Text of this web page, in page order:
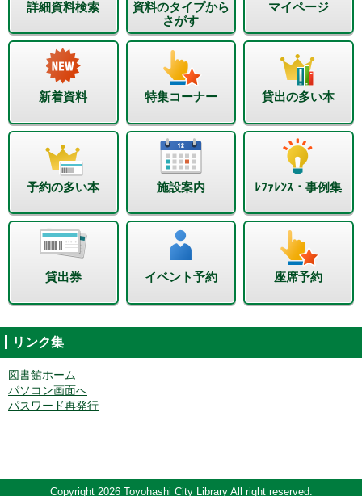
詳細資料検索
資料のタイプから
さがす
マイページ
新着資料 特集コーナー 貸出の多い本
予約の多い本 施設案内 ﾚﾌｧﾚﾝｽ・事例集
貸出券 イベント予約 座席予約
リンク集
図書館ホーム
パソコン画面へ
パスワード再発行
Copyright 2026 Toyohashi City Library All right reserved.